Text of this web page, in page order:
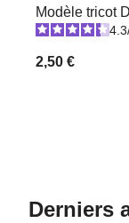
Modèle tricot
4.3
2,50 €
Derniers